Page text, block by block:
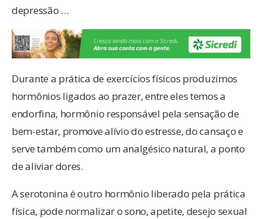
depressão …
Durante a prática de exercícios físicos produzimos
hormônios ligados ao prazer, entre eles temos a
endorfina, hormônio responsável pela sensação de
bem-estar, promove alívio do estresse, do cansaço e
serve também como um analgésico natural, a ponto
de aliviar dores.
A serotonina é outro hormônio liberado pela prática
física, pode normalizar o sono, apetite, desejo sexual